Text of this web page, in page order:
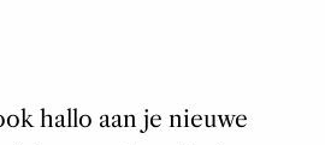
hallo aan je nieuwe